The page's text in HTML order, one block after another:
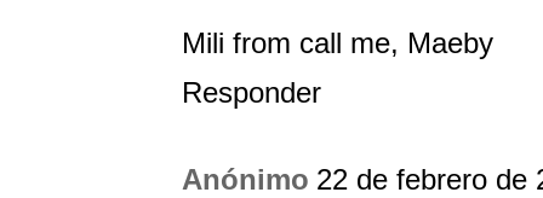
Mili from call me, Maeby
Responder
Anónimo 22 de febrero de